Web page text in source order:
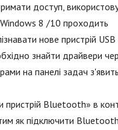
доступ,
8 /10 проходить
нове пристрій USB
знайти драйвери
на панелі задач
пристрій Bluetooth» в
як підключити